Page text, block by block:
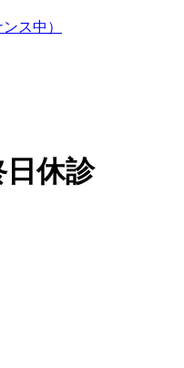
ス中）
日休診